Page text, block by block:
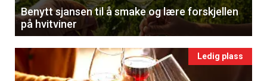
Benytt sjansen til å smake og lære forskjellen
på hvitviner
Ledig plass